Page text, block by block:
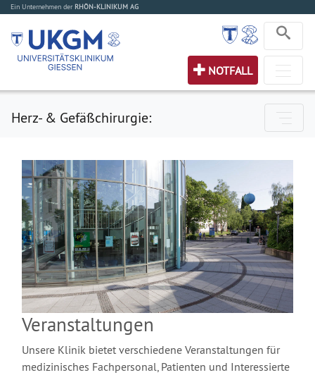
Ein Unternehmen der RHÖN-KLINIKUM AG
NOTFALL
Herz- & Gefäßchirurgie:
Veranstaltungen
Unsere Klinik bietet verschiedene Veranstaltungen für
medizinisches Fachpersonal, Patienten und Interessierte